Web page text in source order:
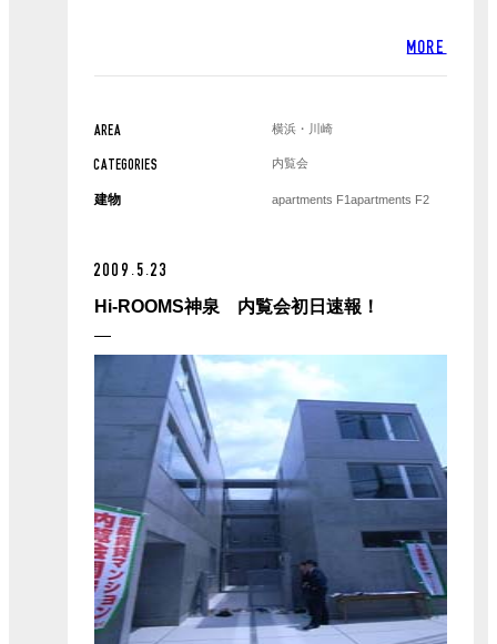
MORE
AREA 横浜・川崎
CATEGORIES 内覧会
建物 apartments F1apartments F2
2009.5.23
Hi-ROOMS神泉 内覧会初日速報！